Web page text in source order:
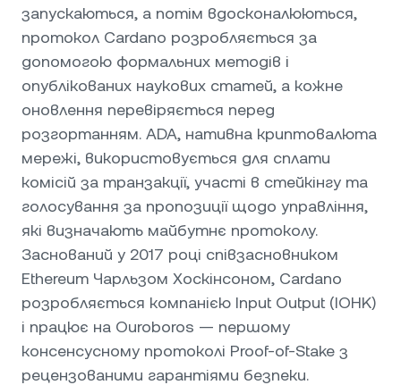
запускаються, а потім вдосконалюються,
протокол Cardano розробляється за
допомогою формальних методів і
опублікованих наукових статей, а кожне
оновлення перевіряється перед
розгортанням. ADA, нативна криптовалюта
мережі, використовується для сплати
комісій за транзакції, участі в стейкінгу та
голосування за пропозиції щодо управління,
які визначають майбутнє протоколу.
Заснований у 2017 році співзасновником
Ethereum Чарльзом Хоскінсоном, Cardano
розробляється компанією Input Output (IOHK)
і працює на Ouroboros — першому
консенсусному протоколі Proof-of-Stake з
рецензованими гарантіями безпеки.